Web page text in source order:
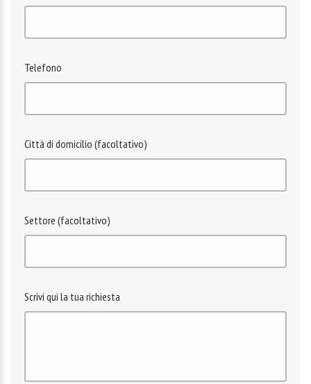
Telefono
Città di domicilio (facoltativo)
Settore (facoltativo)
Scrivi qui la tua richiesta